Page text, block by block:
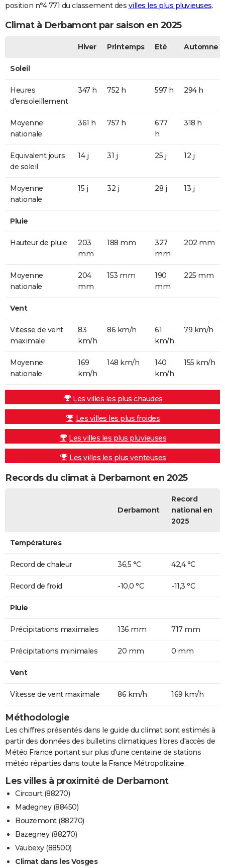
position n°4 771 du classement des villes les plus pluvieuses.
Climat à Derbamont par saison en 2025
Hiver Printemps Eté Automne
Soleil
Heures
d'ensoleillement
347 h 752 h 597 h 294 h
Moyenne
nationale
361 h 757 h
677
h
318 h
Equivalent jours
de soleil
14 j 31 j 25 j 12 j
Moyenne
nationale
15 j 32 j 28 j 13 j
Pluie
Hauteur de pluie
203
mm
188 mm
327
mm
202 mm
Moyenne
nationale
204
mm
153 mm
190
mm
225 mm
Vent
Vitesse de vent
maximale
83
km/h
86 km/h
61
km/h
79 km/h
Moyenne
nationale
169
km/h
148 km/h
140
km/h
155 km/h
Les villes les plus chaudes
Les villes les plus froides
Les villes les plus pluvieuses
Les villes les plus venteuses
Records du climat à Derbamont en 2025
Derbamont
Record
national en
2025
Températures
Record de chaleur 36,5 °C 42,4 °C
Record de froid -10,0 °C -11,3 °C
Pluie
Précipitations maximales 136 mm 717 mm
Précipitations minimales 20 mm 0 mm
Vent
Vitesse de vent maximale 86 km/h 169 km/h
Méthodologie
Les chiffres présentés dans le guide du climat sont estimés à
partir des données des bulletins climatiques libres d'accès de
Météo France portant sur plus d'une centaine de stations
météo réparties dans toute la France Métropolitaine.
Les villes à proximité de Derbamont
Circourt (88270)
Madegney (88450)
Bouzemont (88270)
Bazegney (88270)
Vaubexy (88500)
Climat dans les Vosges